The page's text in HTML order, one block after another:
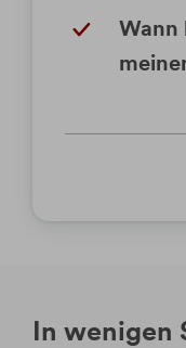
Wann
In wenigen